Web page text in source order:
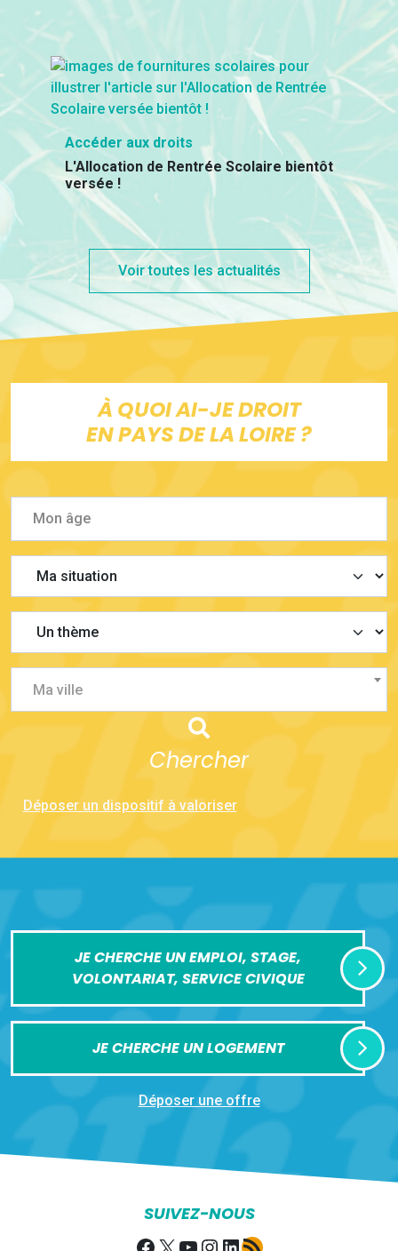
Accéder aux droits
L'Allocation de Rentrée Scolaire bientôt
versée !
Voir toutes les actualités
À QUOI AI-JE DROIT
EN PAYS DE LA LOIRE ?
Ma ville
Chercher
Déposer un dispositif à valoriser
JE CHERCHE UN EMPLOI, STAGE,
VOLONTARIAT, SERVICE CIVIQUE
JE CHERCHE UN LOGEMENT
Déposer une offre
SUIVEZ-NOUS
Facebook
X YouTube
Instagram
LinkedIn
Flux RSS